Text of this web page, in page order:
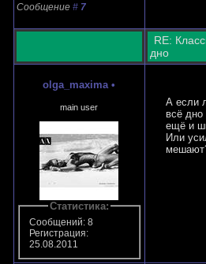
Сообщение # 7
RE:
дно
olga_maxima •
main user
Статистика:
Сообщений: 8
Регистрация:
25.08.2011
А если
всё
ещё и
Или